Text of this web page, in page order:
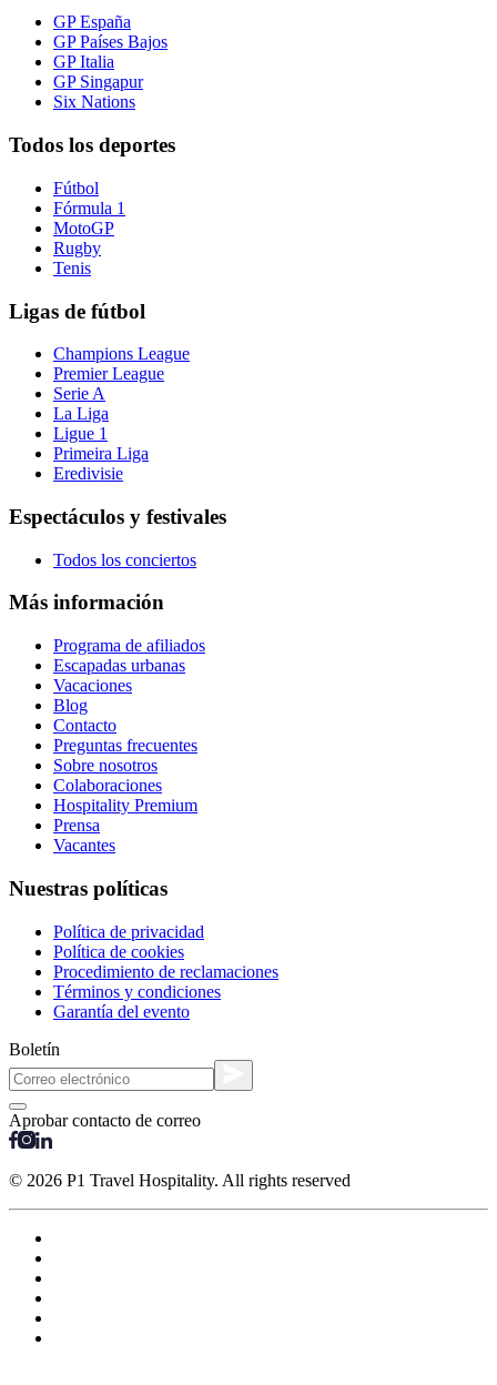
GP España
GP Países Bajos
GP Italia
GP Singapur
Six Nations
Todos los deportes
Fútbol
Fórmula 1
MotoGP
Rugby
Tenis
Ligas de fútbol
Champions League
Premier League
Serie A
La Liga
Ligue 1
Primeira Liga
Eredivisie
Espectáculos y festivales
Todos los conciertos
Más información
Programa de afiliados
Escapadas urbanas
Vacaciones
Blog
Contacto
Preguntas frecuentes
Sobre nosotros
Colaboraciones
Hospitality Premium
Prensa
Vacantes
Nuestras políticas
Política de privacidad
Política de cookies
Procedimiento de reclamaciones
Términos y condiciones
Garantía del evento
Boletín
Aprobar contacto de correo
© 2026 P1 Travel Hospitality. All rights reserved